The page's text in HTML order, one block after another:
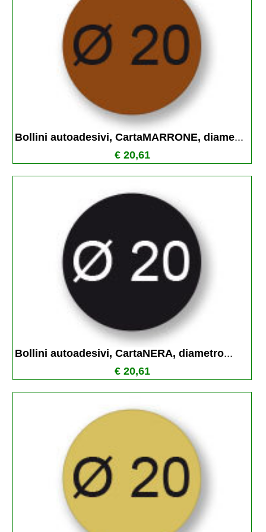
Bollini autoadesivi, CartaMARRONE, diame...
€ 20,61
Bollini autoadesivi, CartaNERA, diametro...
€ 20,61